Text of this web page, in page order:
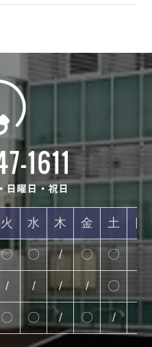
火 水 木 金 土
〇 〇 / 〇 〇
/ / / / 〇
〇 〇 / 〇 /